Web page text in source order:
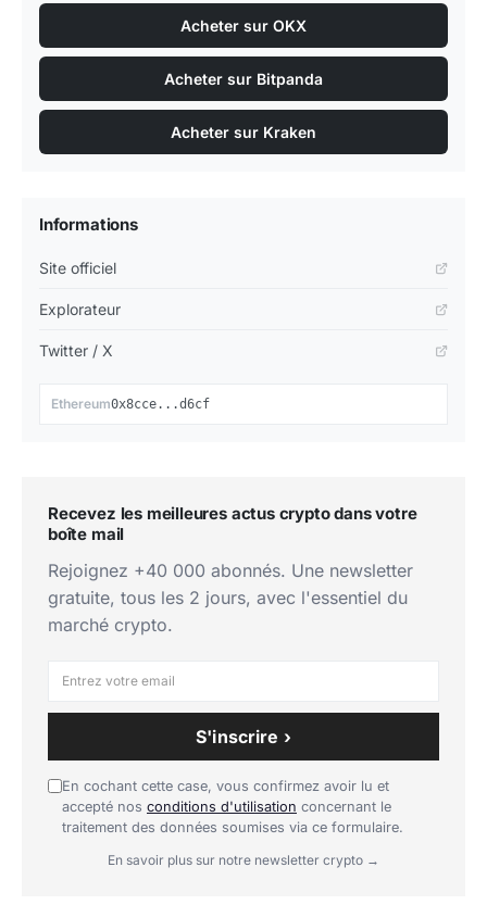
Acheter sur OKX
Acheter sur Bitpanda
Acheter sur Kraken
Informations
Site officiel
Explorateur
Twitter / X
Ethereum0x8cce...d6cf
Recevez les meilleures actus crypto dans votre
boîte mail
Rejoignez +40 000 abonnés. Une newsletter
gratuite, tous les 2 jours, avec l'essentiel du
marché crypto.
S'inscrire ›
En cochant cette case, vous confirmez avoir lu et
accepté nos conditions d'utilisation concernant le
traitement des données soumises via ce formulaire.
En savoir plus sur notre newsletter crypto →